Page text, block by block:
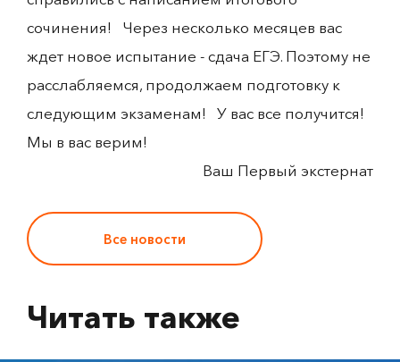
сочинения! Через несколько месяцев вас
ждет новое испытание - сдача ЕГЭ. Поэтому не
расслабляемся, продолжаем подготовку к
следующим экзаменам! У вас все получится!
Мы в вас верим!
Ваш Первый экстернат
Все новости
Читать также